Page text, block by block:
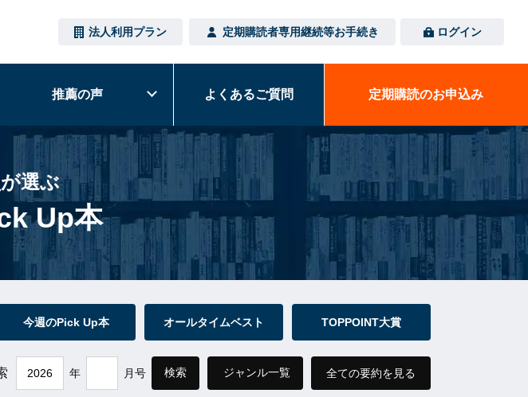
法人利用プラン 定期購読者専用継続等お手続き ログイン
推薦の声 よくあるご質問 定期購読のお申込み
選ぶ
Up本
今週のPick Up本 オールタイムベスト TOPPOINT大賞
年 月号 検索 ジャンル一覧 全ての要約を見る